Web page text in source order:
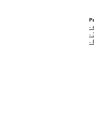
-
-
-